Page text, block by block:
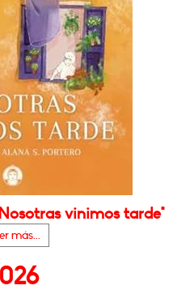
vinimos tarde"
más...